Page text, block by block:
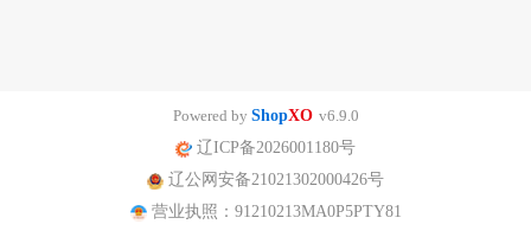
Powered by ShopXO v6.9.0
辽ICP备2026001180号
辽公网安备21021302000426号
营业执照：91210213MA0P5PTY81